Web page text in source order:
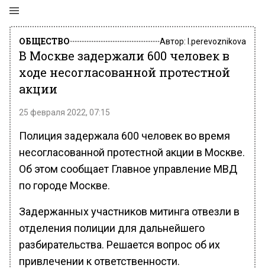
ОБЩЕСТВО Автор: l.perevoznikova
В Москве задержали 600 человек в
ходе несогласованной протестной
акции
25 февраля 2022, 07:15
Полиция задержала 600 человек во время
несогласованной протестной акции в Москве.
Об этом сообщает Главное управление МВД
по городе Москве.
Задержанных участников митинга отвезли в
отделения полиции для дальнейшего
разбирательства. Решается вопрос об их
привлечении к ответственности.